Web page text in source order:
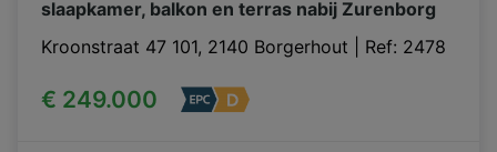
slaapkamer, balkon en terras nabij Zurenborg
Kroonstraat 47 101, 2140 Borgerhout
Ref: 2478
€ 249.000